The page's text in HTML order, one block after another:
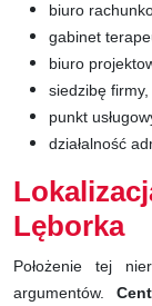
biuro
gabinet
biuro
siedzibę firmy,
punkt
działalność
Lęborka
Położenie tej
argumentów.